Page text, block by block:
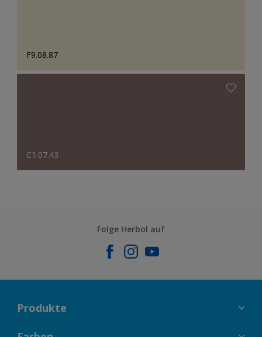
F9.08.87
C1.07.43
Folge Herbol auf
Produkte
FASSADENFARBEN